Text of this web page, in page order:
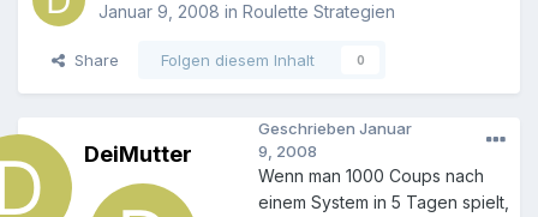
Januar 9, 2008 in Roulette Strategien
Share Folgen diesem Inhalt 0
DeiMutter
Geschrieben Januar
9, 2008
Wenn man 1000 Coups nach
einem System in 5 Tagen spielt,